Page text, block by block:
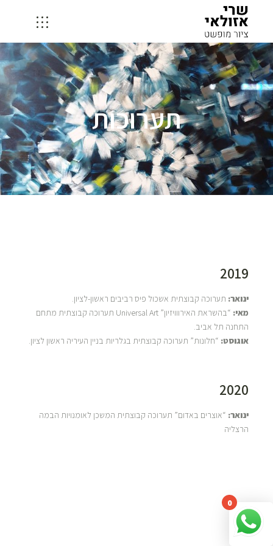
תערוכות
2019
ינואר: תערוכה קבוצתית אשכול פיס רביבים ראשון-לציון.
מאי:
“בהשראת האירווויזיון” Universal Art תערוכה קבוצתית מתחם
התחנה תל אביב.
אוגוסט: “חלונות” תערוכה קבוצתית בגלריות בניין העיריה ראשון לציון.
2020
ינואר: “אוצרים באדום” תערוכה קבוצתית המשכן לאומנויות הבמה
הרצליה
0